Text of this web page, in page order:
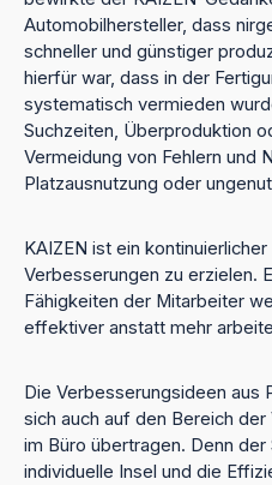
Automobilhersteller, dass
schneller und günstiger
hierfür war, dass in der
systematisch vermieden
Suchzeiten, Überproduktion
Vermeidung von Fehlern und
Platzausnutzung oder
KAIZEN ist ein
Verbesserungen zu erzielen.
Fähigkeiten der Mitarbeiter
effektiver anstatt mehr
Die Verbesserungsideen aus
sich auch auf den Bereich
im Büro übertragen. Denn
individuelle Insel und die